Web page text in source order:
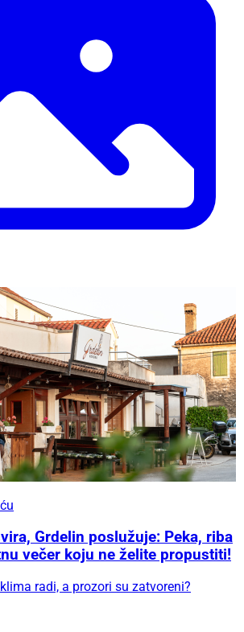
Grdelin poslužuje: Peka, riba
večer koju ne želite propustiti!
radi, a prozori su zatvoreni?